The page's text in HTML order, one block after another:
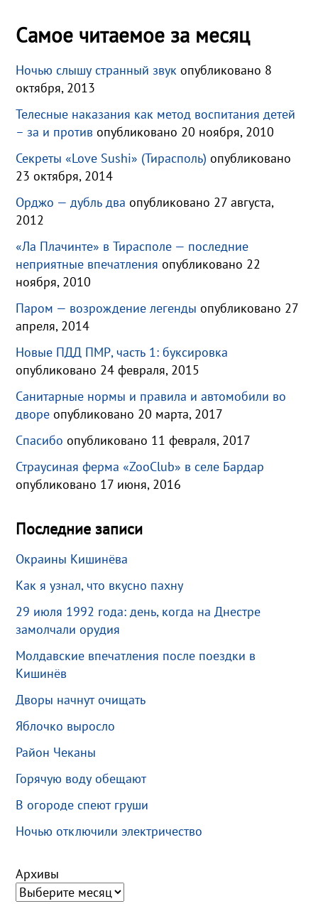
Самое читаемое за месяц
Ночью слышу странный звук опубликовано 8
октября, 2013
Телесные наказания как метод воспитания детей
– за и против опубликовано 20 ноября, 2010
Секреты «Love Sushi» (Тирасполь) опубликовано
23 октября, 2014
Орджо — дубль два опубликовано 27 августа,
2012
«Ла Плачинте» в Тирасполе — последние
неприятные впечатления опубликовано 22
ноября, 2010
Паром — возрождение легенды опубликовано 27
апреля, 2014
Новые ПДД ПМР, часть 1: буксировка
опубликовано 24 февраля, 2015
Санитарные нормы и правила и автомобили во
дворе опубликовано 20 марта, 2017
Спасибо опубликовано 11 февраля, 2017
Страусиная ферма «ZooClub» в селе Бардар
опубликовано 17 июня, 2016
Последние записи
Окраины Кишинёва
Как я узнал, что вкусно пахну
29 июля 1992 года: день, когда на Днестре
замолчали орудия
Молдавские впечатления после поездки в
Кишинёв
Дворы начнут очищать
Яблочко выросло
Район Чеканы
Горячую воду обещают
В огороде спеют груши
Ночью отключили электричество
Архивы